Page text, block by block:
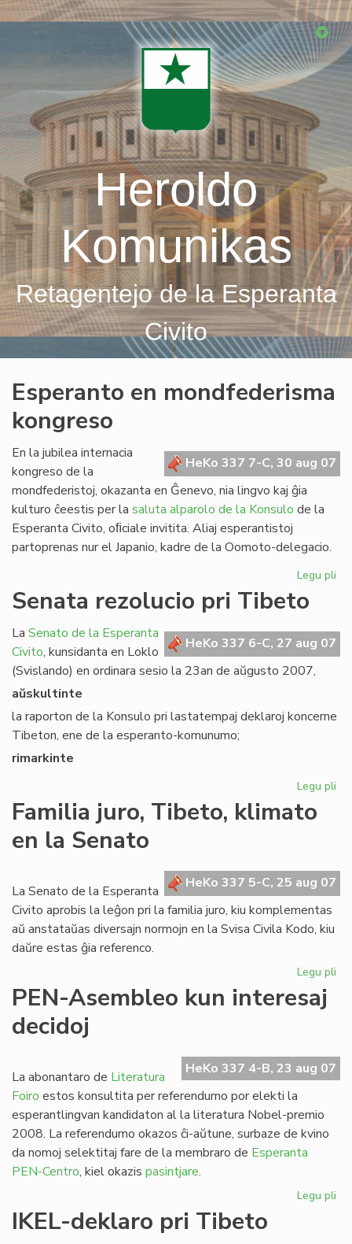
Skip
Heroldo
Komunikas
Retagentejo de la Esperanta
Civito
Esperanto en mondfederisma
kongreso
HeKo 337 7-C, 30 aug 07
En la jubilea internacia
kongreso de la
mondfederistoj, okazanta en Ĝenevo, nia lingvo kaj ĝia
kulturo ĉeestis per la saluta alparolo de la Konsulo de la
Esperanta Civito, oﬁciale invitita. Aliaj esperantistoj
partoprenas nur el Japanio, kadre de la Oomoto-delegacio.
Legu pli
Senata rezolucio pri Tibeto
HeKo 337 6-C, 27 aug 07
La Senato de la Esperanta
Civito, kunsidanta en Loklo
(Svislando) en ordinara sesio la 23an de aŭgusto 2007,
aŭskultinte
la raporton de la Konsulo pri lastatempaj deklaroj koncerne
Tibeton, ene de la esperanto-komunumo;
rimarkinte
Legu pli
Familia juro, Tibeto, klimato
en la Senato
HeKo 337 5-C, 25 aug 07
La Senato de la Esperanta
Civito aprobis la leĝon pri la familia juro, kiu komplementas
aŭ anstataŭas diversajn normojn en la Svisa Civila Kodo, kiu
daŭre estas ĝia referenco.
Legu pli
en
PEN-Asembleo kun interesaj
decidoj
HeKo 337 4-B, 23 aug 07
La abonantaro de Literatura
Foiro estos konsultita per referendumo por elekti la
esperantlingvan kandidaton al la literatura Nobel-premio
2008. La referendumo okazos ĉi-aŭtune, surbaze de kvino
da nomoj selektitaj fare de la membraro de Esperanta
PEN-Centro, kiel okazis pasintjare.
Legu pli
IKEL-deklaro pri Tibeto